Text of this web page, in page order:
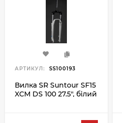
АРТИКУЛ: SS100193
Вилка SR Suntour SF15
XCM DS 100 27.5", білий